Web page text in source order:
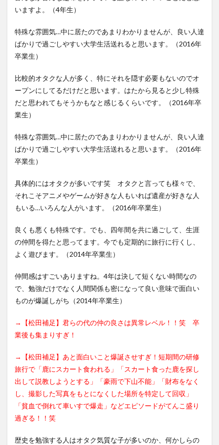
いますよ。（4年生）
特殊な雰囲気…中に居たのであまりわかりませんが、良い人達
ばかりで過ごしやすい大学生活送れると思います。（2016年
卒業生）
比較的オタクな人が多く、特にそれを隠す必要もないのでオ
ープンにしてるだけだと思います。はたから見ると少し特殊
だと思われてもそうかもなと感じるくらいです。（2016年卒
業生）
特殊な雰囲気…中に居たのであまりわかりませんが、良い人達
ばかりで過ごしやすい大学生活送れると思います。（2016年
卒業生）
具体的にはオタクが多いです笑 オタクと言っても様々で、
それこそアニメやゲームが好きな人もいれば遺産が好きな人
もいる…いろんな人がいます。（2016年卒業生）
良くも悪くも特殊です。でも、四年間を共に過ごして、生涯
の仲間を得たと思ってます。今でも定期的に旅行に行くし、
よく遊びます。（2014年卒業生）
仲間感はすごいありますね。4年は決して短くない時間なの
で、勉強だけでなく人間関係も密になって良い意味で面白い
ものが爆誕しがち（2014年卒業生）
→【松田補足】君らの代の仲の良さは異常レベル！！笑 卒
業後も集まりすぎ！
→【松田補足】あと面白いこと爆誕させすぎ！短期間の研修
旅行で「鹿にスカート食われる」「スカート食った鹿を探し
出して説教しようとする」「豪雨で下山不能」「財布をなく
し、撮影した写真をもとになくした場所を特定して回収」
「貧血で倒れて車いすで爆走」などエピソードがてんこ盛り
過ぎる！！笑
歴史を勉強する人はオタク気質な子が多いのか、何かしらの